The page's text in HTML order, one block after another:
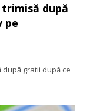
după
pe
gratii după ce